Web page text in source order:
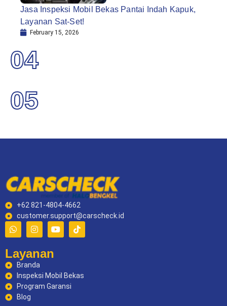
Jasa Inspeksi Mobil Bekas Pantai Indah Kapuk,
Layanan Sat-Set!
February 15, 2026
04
05
+62 821-4804-4662
customer.support@carscheck.id
Layanan
Branda
Inspeksi Mobil Bekas
Program Garansi
Blog